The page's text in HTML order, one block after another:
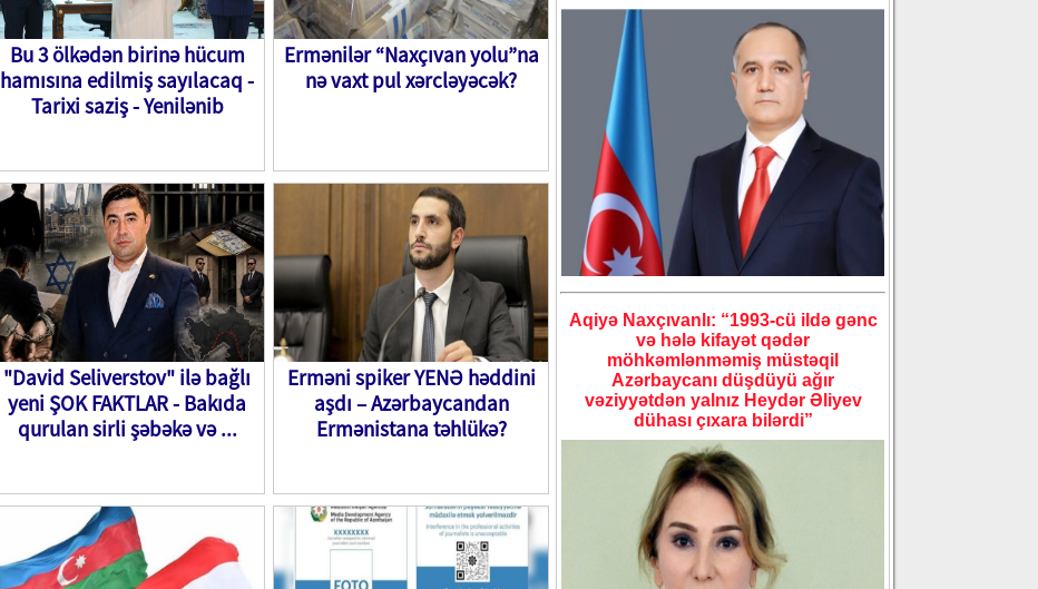
Bu 3 ölkədən birinə hücum
hamısına edilmiş sayılacaq -
Tarixi saziş - Yenilənib
Ermənilər “Naxçıvan yolu”na
nə vaxt pul xərcləyəcək?
"David Seliverstov" ilə bağlı
yeni ŞOK FAKTLAR - Bakıda
qurulan sirli şəbəkə və ...
Erməni spiker YENƏ həddini
aşdı – Azərbaycandan
Ermənistana təhlükə?
Aqiyə Naxçıvanlı: “1993-cü ildə gənc
və hələ kifayət qədər
möhkəmlənməmiş müstəqil
Azərbaycanı düşdüyü ağır
vəziyyətdən yalnız Heydər Əliyev
dühası çıxara bilərdi”